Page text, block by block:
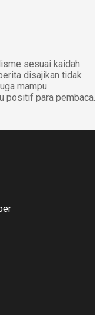
sesuai kaidah
disajikan tidak
mampu
positif para pembaca.